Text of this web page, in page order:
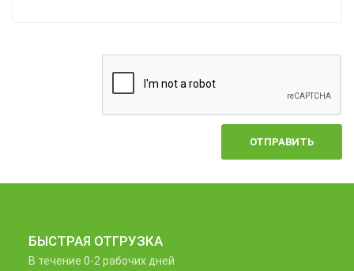
ОТПРАВИТЬ
БЫСТРАЯ ОТГРУЗКА
В течение 0-2 рабочих дней